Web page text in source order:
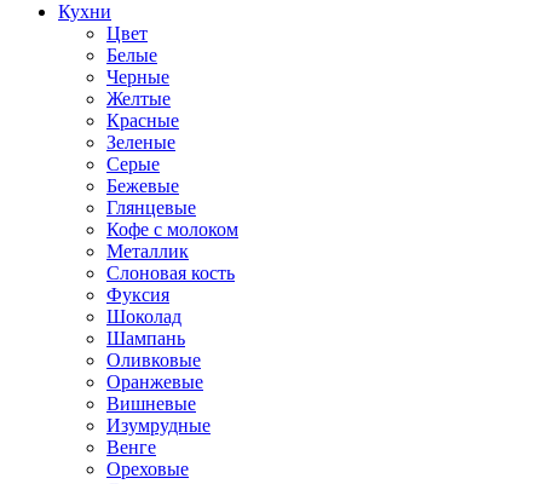
Кухни
Цвет
Белые
Черные
Желтые
Красные
Зеленые
Серые
Бежевые
Глянцевые
Кофе с молоком
Металлик
Слоновая кость
Фуксия
Шоколад
Шампань
Оливковые
Оранжевые
Вишневые
Изумрудные
Венге
Ореховые